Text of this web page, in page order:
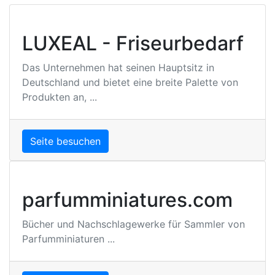
LUXEAL - Friseurbedarf
Das Unternehmen hat seinen Hauptsitz in
Deutschland und bietet eine breite Palette von
Produkten an, ...
Seite besuchen
parfumminiatures.com
Bücher und Nachschlagewerke für Sammler von
Parfumminiaturen ...